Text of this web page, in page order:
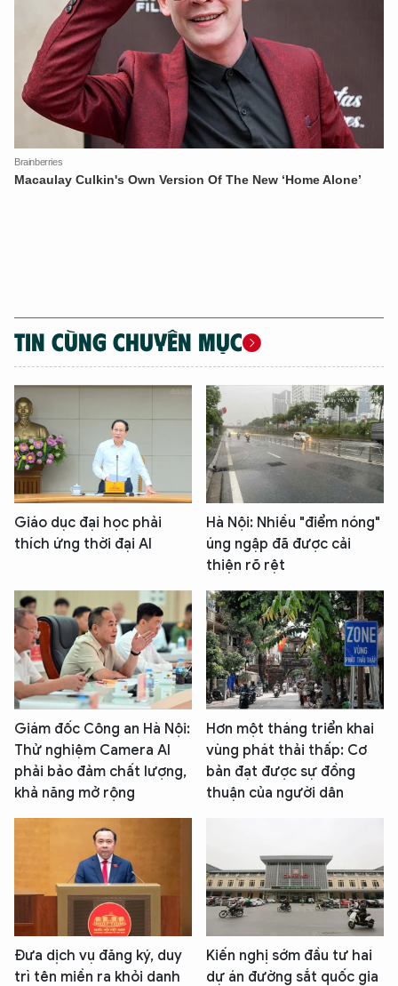
TIN CÙNG CHUYÊN MỤC
Giáo dục đại học phải
thích ứng thời đại AI
Hà Nội: Nhiều "điểm nóng"
úng ngập đã được cải
thiện rõ rệt
Giám đốc Công an Hà Nội:
Thử nghiệm Camera AI
phải bảo đảm chất lượng,
khả năng mở rộng
Hơn một tháng triển khai
vùng phát thải thấp: Cơ
bản đạt được sự đồng
thuận của người dân
Đưa dịch vụ đăng ký, duy
trì tên miền ra khỏi danh
Kiến nghị sớm đầu tư hai
dự án đường sắt quốc gia